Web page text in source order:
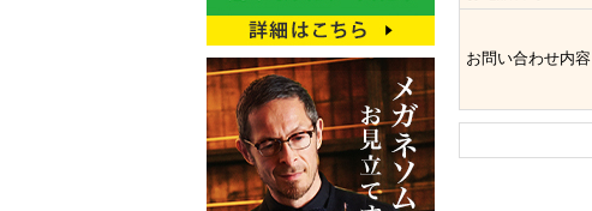
お問い合わせ内容